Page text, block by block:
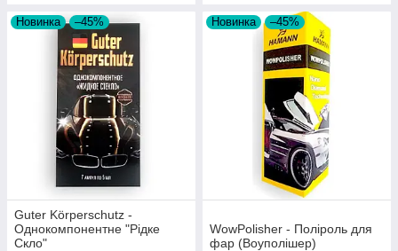
Новинка –45%
Guter Körperschutz -
Однокомпонентне "Рідке
Скло"
Новинка –45%
WowPolisher - Поліроль для
фар (Воуполішер)